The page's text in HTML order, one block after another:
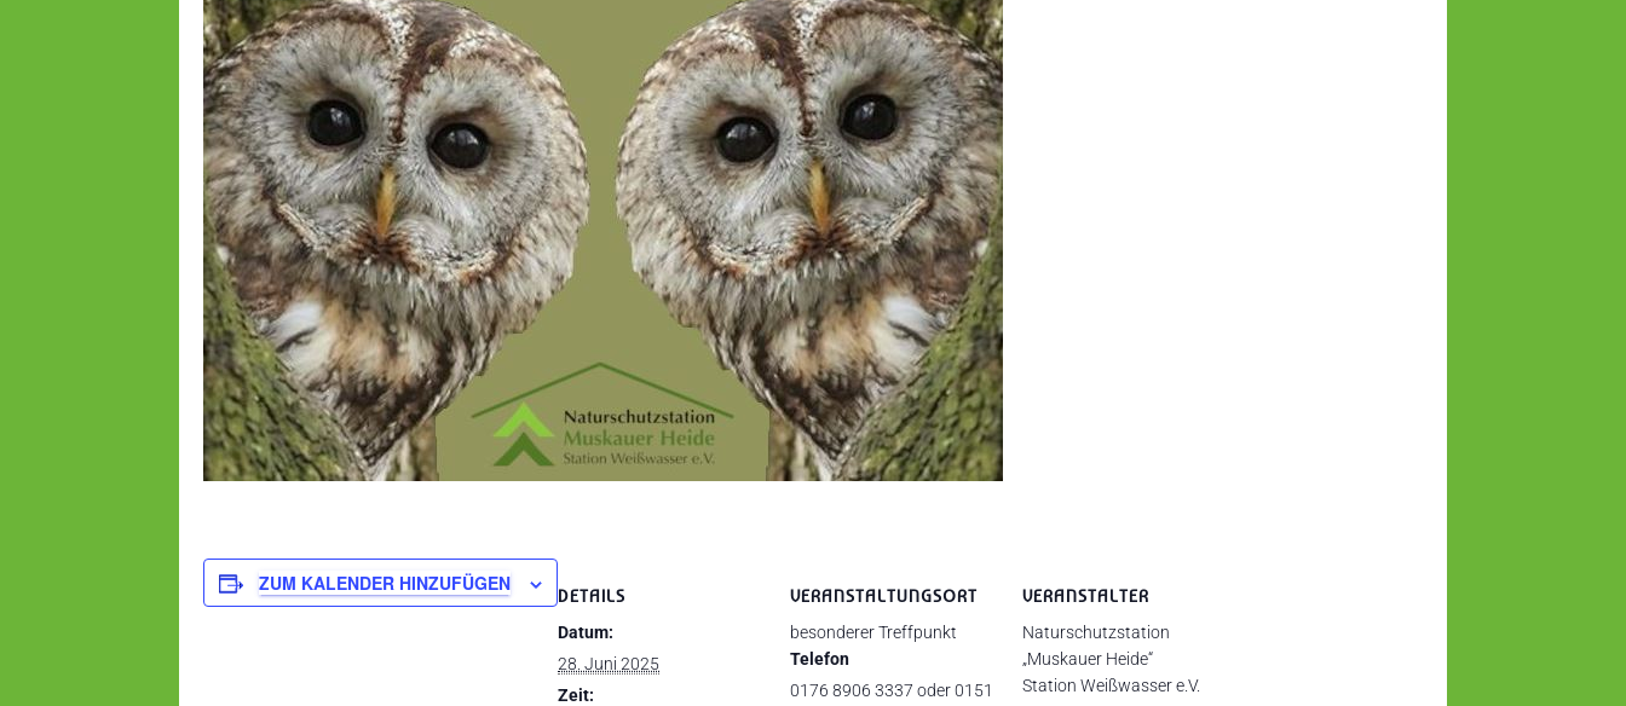
ZUM KALENDER HINZUFÜGEN
DETAILS
Datum:
28. Juni 2025
Zeit:
VERANSTALTUNGSORT
besonderer Treffpunkt
Telefon
0176 8906 3337 oder 0151
VERANSTALTER
Naturschutzstation
„Muskauer Heide“
Station Weißwasser e.V.